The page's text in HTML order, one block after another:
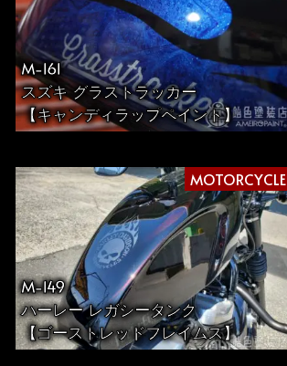
M-161
スズキ グラストラッカー
【キャンディラップペイント】
MOTORCYCLE
M-149
ハーレー レガシータンク
【ゴーストレッドフレイムス】